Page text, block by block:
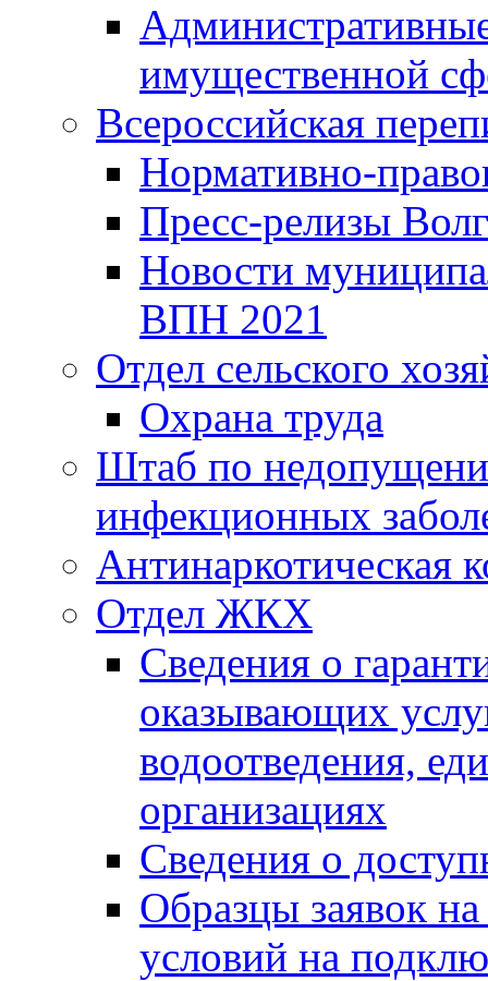
имущественной
Всероссийская
Нормативно-
Пресс-релизы
Новости
ВПН 2021
Отдел сельского
Охрана труда
Штаб по
инфекционных
Антинаркотическая
Отдел ЖКХ
Сведения о
оказывающих
водоотведения,
организациях
Сведения о
Образцы заявок
условий на